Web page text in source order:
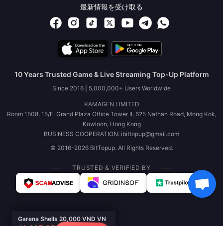
Garena Shells 20,000 VND VN
最新情報を受け取る
10 Years Trusted Game & Live Streaming Top-Up Platform
Since 2016 | 5,000,000+ Users Worldwide
KAMAGEN LIMITED
Room 1508, 15/F, Grand Plaza Office Tower II, 625 Nathan Road, Mong Kok,
Kowloon, Hong Kong
BUSINESS COOPERATION: ibittopup@gmail.com
© 2016-2026 BitTopup. All Rights Reserved.
TRUSTED & VERIFIED BY